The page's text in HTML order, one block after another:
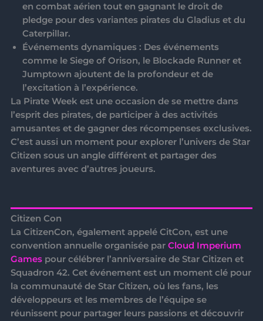
en combat aérien tout en gagnant le droit de
pledge pour des variantes pirates du Gladius et du
Caterpillar.
Événements dynamiques: Des événements
comme le Siege of Orison, le Blockade Runneret
Jumptown ajoutent de la profondeur et de
l’excitation à l’expérience.
La Pirate Week est une occasion de se mettre dans
l’esprit des pirates, de participer à des activités
amusantes et de gagner des récompenses exclusives.
C’est aussi un moment pour explorer l’univers de Star
Citizen sous un angle différent et partager des
aventures avec d’autres joueurs.
Citizen Con
La CitizenCon, également appelé CitCon, est une
convention annuelle organisée par Cloud Imperium
Gamespour célébrer l’anniversaire de Star Citizen et
Squadron 42. Cet événement est un moment clé pour
la communauté de Star Citizen, où les fans, les
développeurs et les membres de l’équipe se
réunissent pour partager leurs passions et découvrir